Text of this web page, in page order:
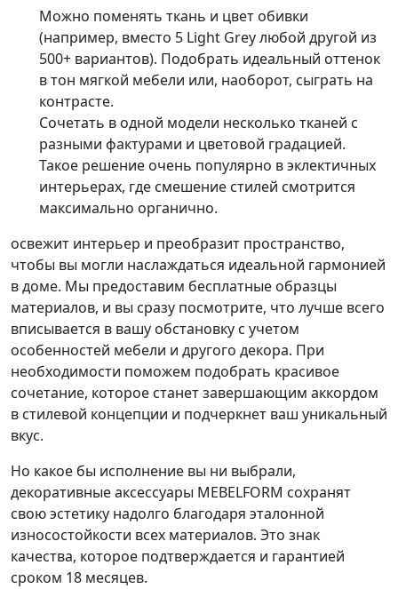
Можно поменять ткань и цвет обивки
(например, вместо 5 Light Greyлюбой другой из
500+ вариантов). Подобрать идеальный оттенок
в тон мягкой мебели или, наоборот, сыграть на
контрасте.
Сочетать в одной модели несколько тканей с
разными фактурами и цветовой градацией.
Такое решение очень популярно в эклектичных
интерьерах, где смешение стилей смотрится
максимально органично.
освежит интерьер и преобразит пространство,
чтобы вы могли наслаждаться идеальной гармонией
в доме. Мы предоставим бесплатные образцы
материалов, и вы сразу посмотрите, что лучше всего
вписывается в вашу обстановку с учетом
особенностей мебели и другого декора. При
необходимости поможем подобрать красивое
сочетание, которое станет завершающим аккордом
в стилевой концепции и подчеркнет ваш уникальный
вкус.
Но какое бы исполнение вы ни выбрали,
декоративные аксессуары MEBELFORM сохранят
свою эстетику надолго благодаря эталонной
износостойкости всех материалов. Это знак
качества, которое подтверждается и гарантией
сроком 18 месяцев.